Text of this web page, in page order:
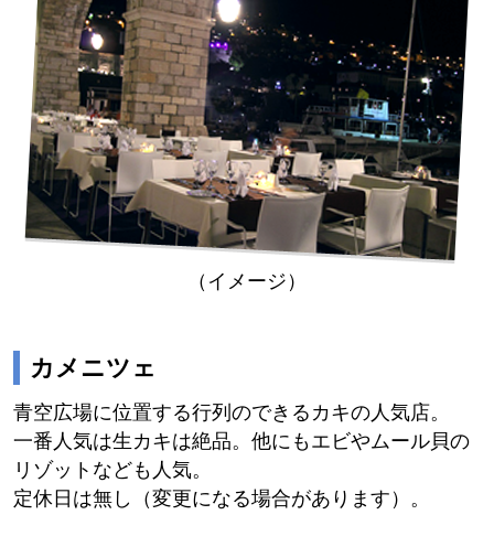
（イメージ）
カメニツェ
青空広場に位置する行列のできるカキの人気店。
一番人気は生カキは絶品。他にもエビやムール貝の
リゾットなども人気。
定休日は無し（変更になる場合があります）。